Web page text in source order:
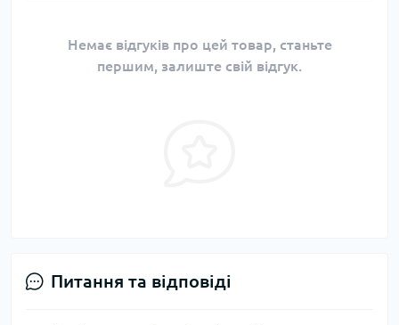
Немає відгуків про цей товар, станьте
першим, залиште свій відгук.
Питання та відповіді